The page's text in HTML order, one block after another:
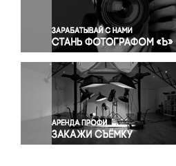
Правосудие
Происшествия и конфликты
Религия
Светская жизнь
Спорт
Экология
Экономика и бизнес